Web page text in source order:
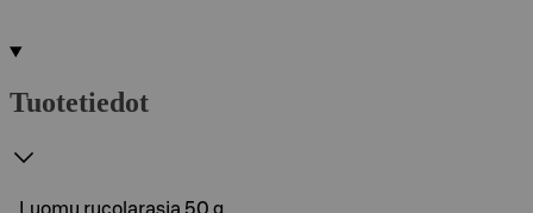
Tuotetiedot